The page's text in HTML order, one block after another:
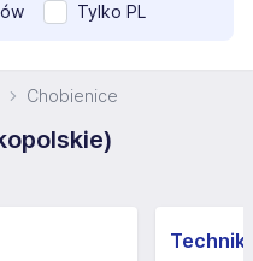
Tylko PL
Chobienice